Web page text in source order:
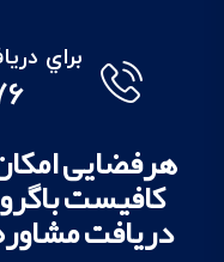
براي
هرفضایی
کافیست
دریافت